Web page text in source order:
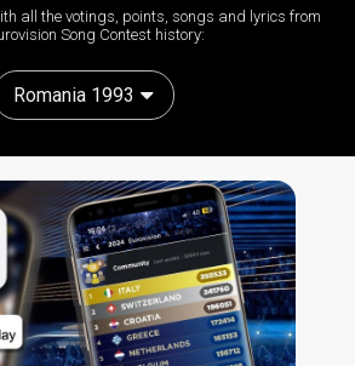
all the votings, points, songs and lyrics from
Song Contest history:
Romania 1993